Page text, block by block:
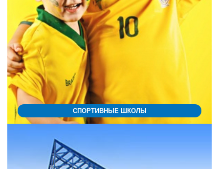
СПОРТИВНЫЕ ШКОЛЫ